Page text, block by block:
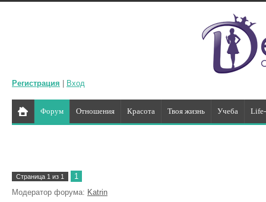
Регистрация Вход
Форум Отношения Красота Твоя жизнь Учеба
Страница 1 из 1
1
Модератор форума: Katrin